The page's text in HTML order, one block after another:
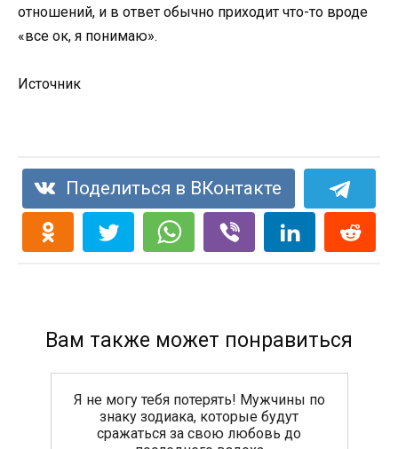
отношений, и в ответ обычно приходит что-то вроде
«все ок, я понимаю».
Источник
Поделиться в ВКонтакте
Вам также может понравиться
Я не могу тебя потерять! Мужчины по
знаку зодиака, которые будут
сражаться за свою любовь до